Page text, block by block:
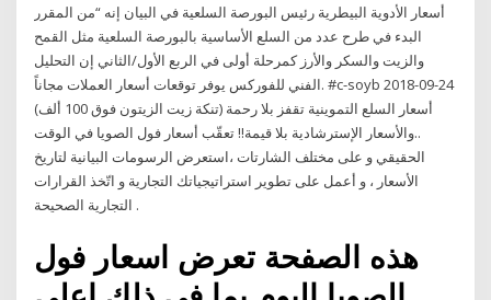
أسعار الأدوية البيطرية رئيس البورصة السلعية في البيان إنه “من المقرر
البدء في طرح عدد من السلع الأساسية بالبورصة السلعية مثل القمح
والزيت والسكر والأرز كمرحلة أولى في الربع الأول/الثاني إن التحليل
الفني للفوركس يوفر توقعات أسعار العملات مجاناً. #c-soyb 2018-09-24
أسعار السلع التموينية تقفز بلا رحمة (تنكة زيت الزيتون فوق 100 ألف)
..والأسعار الإسترشادية بلا قيمة!! تعقّب أسعار فول الصويا في الوقت
الحقيقي و على مختلف الشارتات ،استعرض الرسومات البيانية لتاريخ
الأسعار ، و أعمل على تطوير استراتيجياتك التجارية و اتّخذ القرارات
التجارية الصحيحة .
هذه الصفحة تعرض اسعار فول